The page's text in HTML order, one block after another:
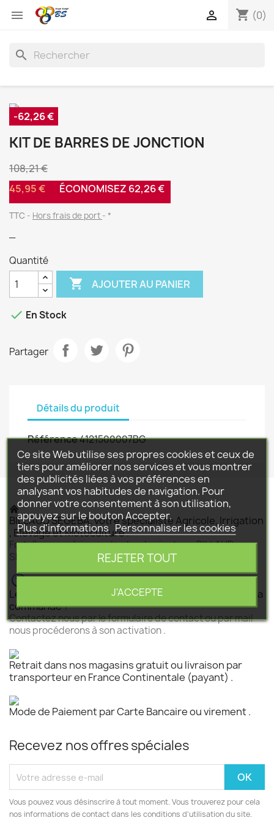
 shopping_cart (0)

search
-62,26 €
KIT DE BARRES DE JONCTION
108,21 €
45,95 €
ÉCONOMISEZ 62,26 €
TTC Hors frais de port *
Quantité
 AJOUTER AU PANIER
 En Stock
Partager
Détails du produit
Référence4121500007BG
BILLAUD SEGEBA, votre spécialiste Agricole, Irrigation
, Elevage et Motoculture .
Fort d'une expérience de plus de vingt ans BILLAUD
SEGEBA vous accompagne dans tous vos projets .
Le produit est disponible mais n 'est pas activé pour la
commande ?
Contactez nous par le formulaire de contact ou par mail
nous procéderons à son activation .
Retrait dans nos magasins gratuit ou livraison par
transporteur en France Continentale (payant) .
Mode de Paiement par Carte Bancaire ou virement .
Recevez nos offres spéciales
Vous pouvez vous désinscrire à tout moment. Vous trouverez pour cela
nos informations de contact dans les conditions d'utilisation du site.
Ce site Web utilise ses propres cookies et ceux de
tiers pour améliorer nos services et vous montrer
des publicités liées à vos préférences en
analysant vos habitudes de navigation. Pour
donner votre consentement à son utilisation,
appuyez sur le bouton Accepter.
Plus d'informations Personnaliser les cookies
REJETER TOUT
J'ACCEPTE